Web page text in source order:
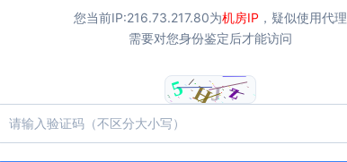
您当前IP:216.73.217.80为机房IP ，疑似使用代理
需要对您身份鉴定后才能访问